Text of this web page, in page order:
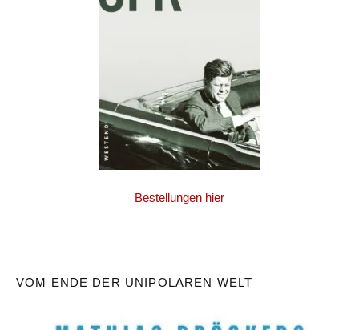
Bestellungen hier
VOM ENDE DER UNIPOLAREN WELT